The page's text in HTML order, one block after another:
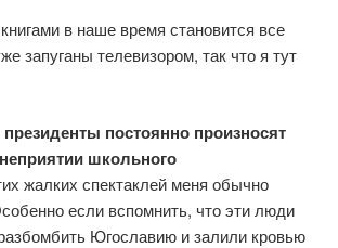
книгами в наше время становится все
запуганы телевизором, так что я тут
постоянно произносят
школьного
жалких спектаклей меня обычно
если вспомнить, что эти люди
Югославию и залили кровью